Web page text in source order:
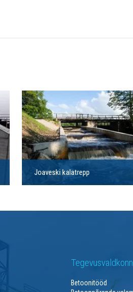
Joaveski kalatrepp
Betoonitööd